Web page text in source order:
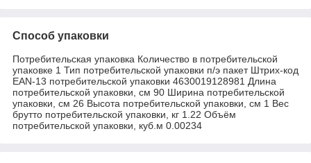
Способ упаковки
Потребительская упаковка Количество в потребительской
упаковке 1 Тип потребительской упаковки п/э пакет Штрих-код
EAN-13 потребительской упаковки 4630019128981 Длина
потребительской упаковки, см 90 Ширина потребительской
упаковки, см 26 Высота потребительской упаковки, см 1 Вес
брутто потребительской упаковки, кг 1.22 Объём
потребительской упаковки, куб.м 0.00234